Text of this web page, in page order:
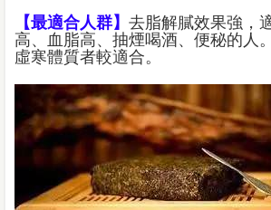
【最適合人群】 去脂解膩效果強，
高、血脂高、抽煙喝酒、便秘的人
虛寒體質者較適合。